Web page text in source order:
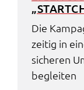
Die
zei­tig in
siche­ren
beglei­ten